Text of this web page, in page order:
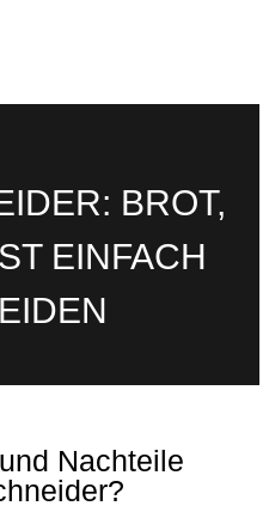
BROT,
EINFACH
Nachteile